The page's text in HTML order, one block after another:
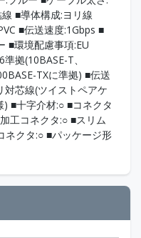
■導体構成:ヨリ線
■伝送速度:1Gbps ■
■環境配慮事項:EU
拠(10BASE-T、
TXに準拠) ■伝送
芯線(ツイストペアケ
■十字介材:○ ■コネクタ
工コネクタ:○ ■スリム
ネクタ:○ ■パッケージ形